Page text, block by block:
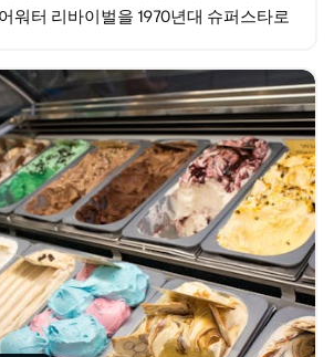
워터 리바이벌을 1970년대 슈퍼스타로